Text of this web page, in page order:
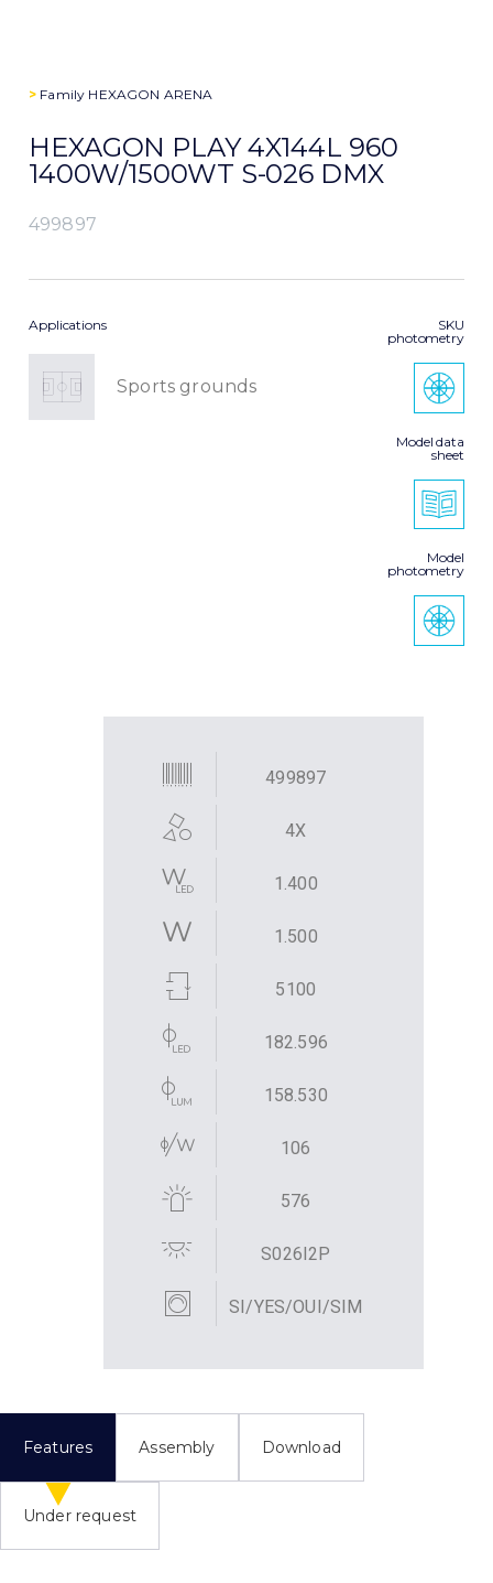
> Family HEXAGON ARENA
HEXAGON PLAY 4X144L 960
1400W/1500WT S-026 DMX
499897
Applications
Sports grounds
SKU
photometry
Model data
sheet
Model
photometry
499897
4X
1.400
1.500
5100
182.596
158.530
106
576
S026I2P
SI/YES/OUI/SIM
Features Assembly Download
Under request